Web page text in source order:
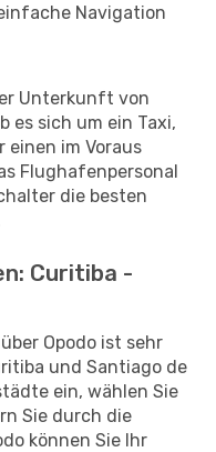
Navigation
Unterkunft von
es sich um ein Taxi,
im Voraus
Flughafenpersonal
die besten
Curitiba -
Opodo ist sehr
und Santiago de
ein, wählen Sie
Sie durch die
können Sie Ihr